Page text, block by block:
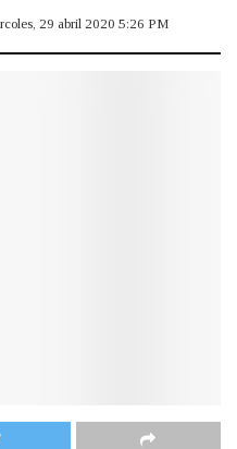
29 abril 2020 5:26 PM